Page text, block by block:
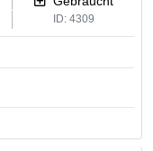
ID: 4309